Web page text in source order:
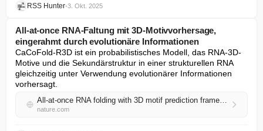
RSS Hunter•3. Okt. 2025
All-at-once RNA-Faltung mit 3D-Motivvorhersage,
eingerahmt durch evolutionäre Informationen
CaCoFold-R3D ist ein probabilistisches Modell, das RNA-3D-
Motive und die Sekundärstruktur in einer strukturellen RNA
gleichzeitig unter Verwendung evolutionärer Informationen
vorhersagt.
All-at-once RNA folding with 3D motif prediction framed by evolutionary information
nature.com